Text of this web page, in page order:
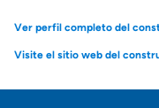
Obtener
Ver perfil completo del
Visite el sitio web del